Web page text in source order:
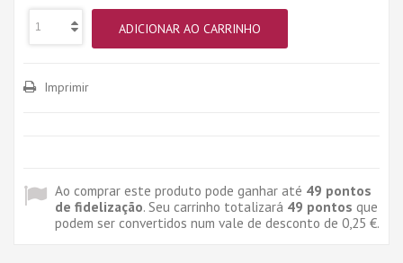
ADICIONAR AO CARRINHO
Imprimir
Ao comprar este produto pode ganhar até 49 pontos
de fidelização. Seu carrinho totalizará 49 pontos que
podem ser convertidos num vale de desconto de 0,25 €.